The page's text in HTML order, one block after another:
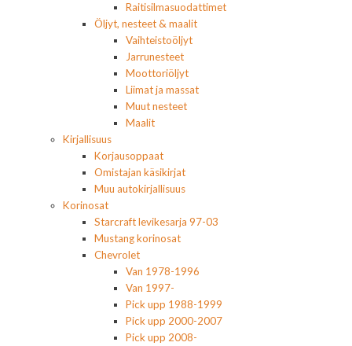
Raitisilmasuodattimet
Öljyt, nesteet & maalit
Vaihteistoöljyt
Jarrunesteet
Moottoriöljyt
Liimat ja massat
Muut nesteet
Maalit
Kirjallisuus
Korjausoppaat
Omistajan käsikirjat
Muu autokirjallisuus
Korinosat
Starcraft levikesarja 97-03
Mustang korinosat
Chevrolet
Van 1978-1996
Van 1997-
Pick upp 1988-1999
Pick upp 2000-2007
Pick upp 2008-